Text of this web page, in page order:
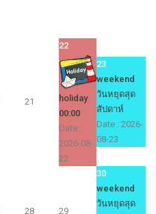
21
22
holiday
00:00
Date :
2026-08-
22
23
weekend
วันหยุดสุด
สัปดาห์
Date : 2026-
08-23
28 29
30
weekend
วันหยุดสุด